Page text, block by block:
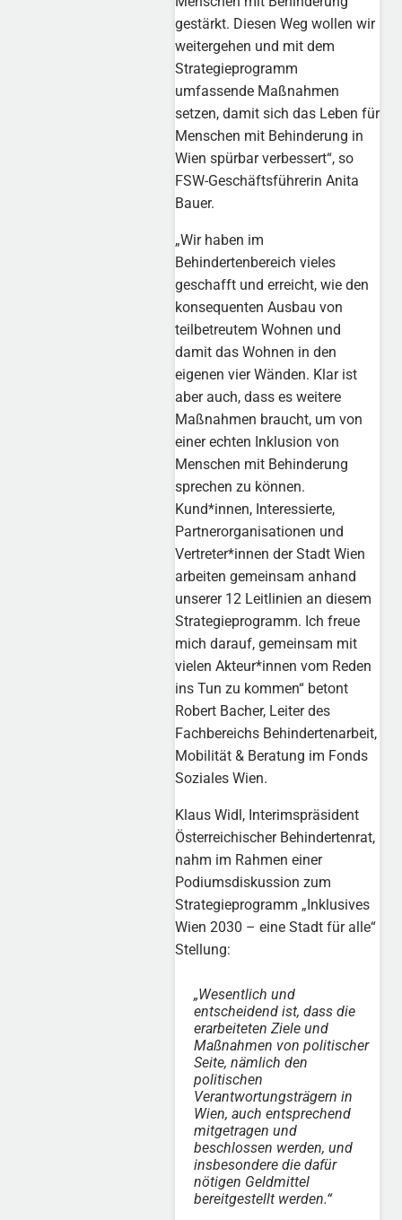
gestärkt. Diesen Weg wollen wir
weitergehen und mit dem
Strategieprogramm
umfassende Maßnahmen
setzen, damit sich das Leben für
Menschen mit Behinderung in
Wien spürbar verbessert“, so
FSW-Geschäftsführerin Anita
Bauer.
„Wir haben im
Behindertenbereich vieles
geschafft und erreicht, wie den
konsequenten Ausbau von
teilbetreutem Wohnen und
damit das Wohnen in den
eigenen vier Wänden. Klar ist
aber auch, dass es weitere
Maßnahmen braucht, um von
einer echten Inklusion von
Menschen mit Behinderung
sprechen zu können.
Kund*innen, Interessierte,
Partnerorganisationen und
Vertreter*innen der Stadt Wien
arbeiten gemeinsam anhand
unserer 12 Leitlinien an diesem
Strategieprogramm. Ich freue
mich darauf, gemeinsam mit
vielen Akteur*innen vom Reden
ins Tun zu kommen“ betont
Robert Bacher, Leiter des
Fachbereichs Behindertenarbeit,
Mobilität & Beratung im Fonds
Soziales Wien.
Klaus Widl, Interimspräsident
Österreichischer Behindertenrat,
nahm im Rahmen einer
Podiumsdiskussion zum
Strategieprogramm „Inklusives
Wien 2030 – eine Stadt für alle“
Stellung:
„Wesentlich und
entscheidend ist, dass die
erarbeiteten Ziele und
Maßnahmen von politischer
Seite, nämlich den
politischen
Verantwortungsträgern in
Wien, auch entsprechend
mitgetragen und
beschlossen werden, und
insbesondere die dafür
nötigen Geldmittel
bereitgestellt werden.“